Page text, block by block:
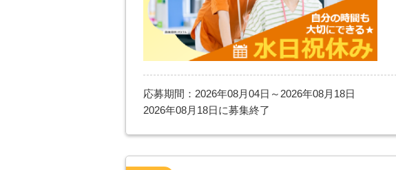
応募期間：2026年08月04日～2026年08月18日
2026年08月18日に募集終了